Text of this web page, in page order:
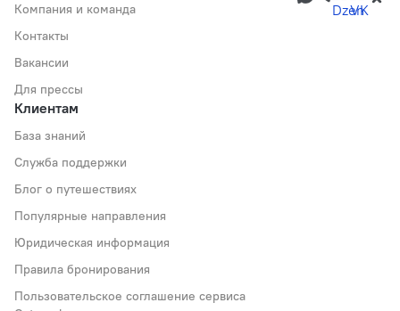
Компания и команда
Контакты
Вакансии
Для прессы
Клиентам
База знаний
Служба поддержки
Блог о путешествиях
Популярные направления
Юридическая информация
Правила бронирования
Пользовательское соглашение сервиса